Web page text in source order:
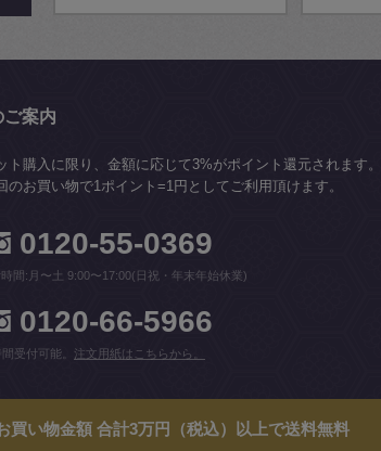
案内
ト購入に限り、金額に応じて3%がポイント還元されます。
のお買い物で1ポイント=1円としてご利用頂けます。
0120-55-0369
間:月〜土 9:00〜17:00(日祝・年末年始休業)
0120-66-5966
受付可能。 注文用紙はこちらから。
買い物金額 合計3万円（税込）以上で送料無料